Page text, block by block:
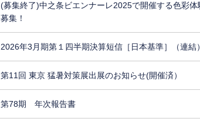
(募集終了)中之条ビエンナーレ2025で開催する色彩
募集！
2026年3月期第１四半期決算短信［日本基準］（連結）
第11回 東京 猛暑対策展出展のお知らせ(開催済）
第78期 年次報告書